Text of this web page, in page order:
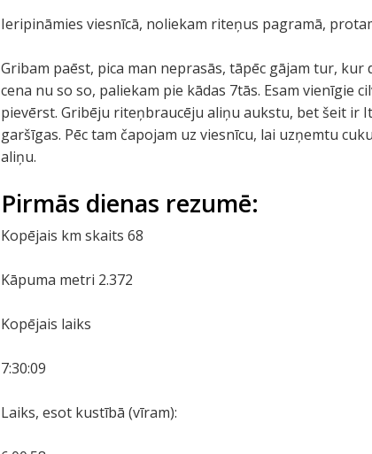
Ieripināmies viesnīcā, noliekam riteņus pagramā,
Gribam paēst, pica man neprasās, tāpēc gājam tur,
cena nu so so, paliekam pie kādas 7tās. Esam vienīgie
pievērst. Gribēju riteņbraucēju aliņu aukstu, bet šeit ir
garšīgas. Pēc tam čapojam uz viesnīcu, lai uzņemtu
aliņu.
Pirmās dienas rezumē:
Kopējais km skaits 68
Kāpuma metri 2.372
Kopējais laiks
7:30:09
Laiks, esot kustībā (vīram):